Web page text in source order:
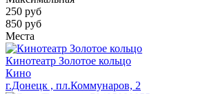
250 руб
850 руб
Места
Кинотеатр Золотое кольцо
Кино
г.Донецк , пл.Коммунаров, 2